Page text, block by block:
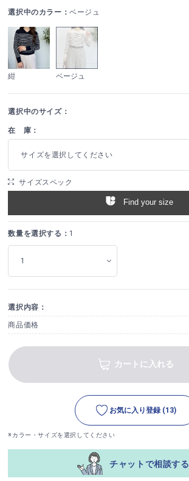
選択中のカラー：ベージュ
紺 ベージュ
選択中のサイズ：
在 庫：
サイズを選択してください
サイズスペック
Find your size
数量を選択する： 1
選択内容：
商品価格
カートに入れる
お気に入り登録 (13)
※カラー・サイズを選択してください
チャットで相談する